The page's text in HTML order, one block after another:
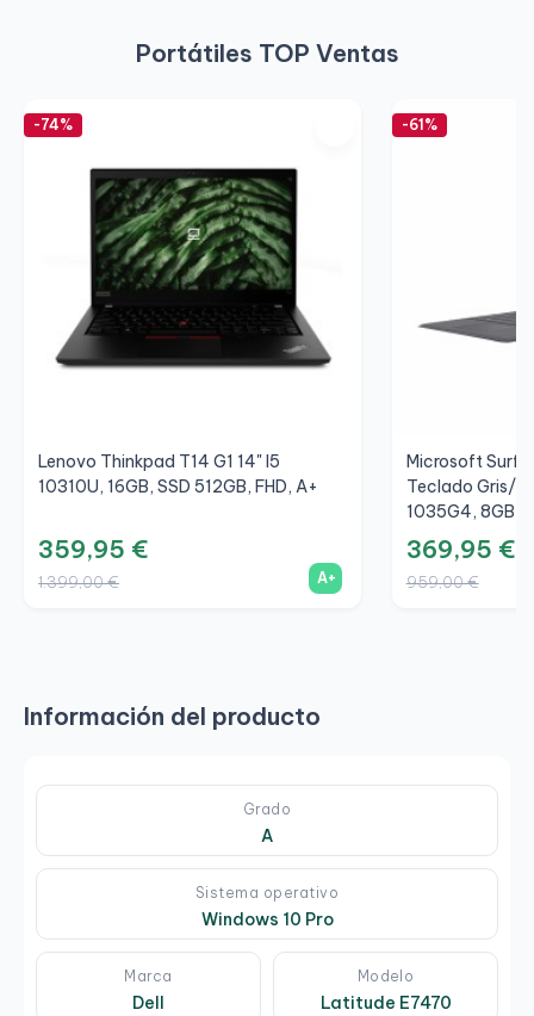
Portátiles TOP Ventas
-74%
Lenovo Thinkpad T14 G1 14" I5
10310U, 16GB, SSD 512GB, FHD, A+
359,95 €
1.399,00 € A+
-61%
Microsoft
Teclado Gris/
1035G4, 8GB,
369,95 €
959,00 €
Información del producto
Grado
A
Sistema operativo
Windows 10 Pro
Marca
Dell
Modelo
Latitude E7470